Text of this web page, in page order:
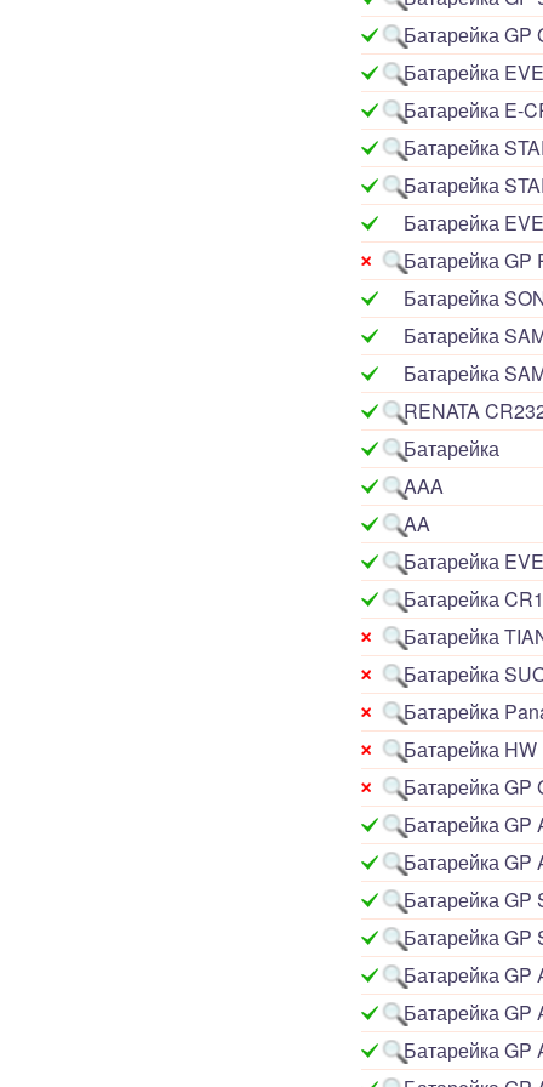
Батарейка GP
Батарейка
Батарейка E-
Батарейка
Батарейка
Батарейка
Батарейка GP
Батарейка
Батарейка
Батарейка
RENATA
Батарейка
AAA
AA
Батарейка
Батарейка
Батарейка
Батарейка
Батарейка
Батарейка HW
Батарейка GP
Батарейка GP
Батарейка GP
Батарейка GP
Батарейка GP
Батарейка GP
Батарейка GP
Батарейка GP